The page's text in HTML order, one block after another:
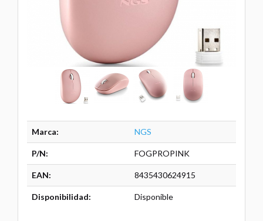
Marca: NGS
P/N: FOGPROPINK
EAN: 8435430624915
Disponibilidad: Disponible